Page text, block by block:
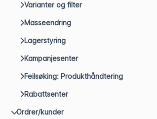
Varianter og filter
Masseendring
Lagerstyring
Kampanjesenter
Feilsøking: Produkthåndtering
Rabattsenter
Ordrer/kunder